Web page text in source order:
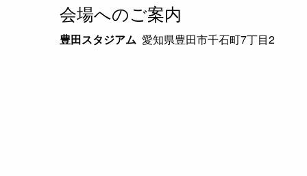
会場へのご案内
豊田スタジアム 愛知県豊田市千石町7丁目2